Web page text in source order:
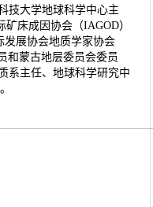
大学地球科学中心主
床成因协会（IAGOD）
发展协会地质学家协会
和蒙古地层委员会委员
系主任、地球科学研究中